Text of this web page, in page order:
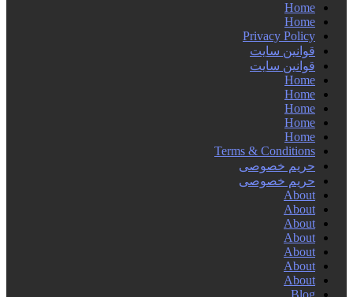
Home
Home
Privacy Policy
قوانین سایت
قوانین سایت
Home
Home
Home
Home
Home
Terms & Conditions
حریم خصوصی
حریم خصوصی
About
About
About
About
About
About
About